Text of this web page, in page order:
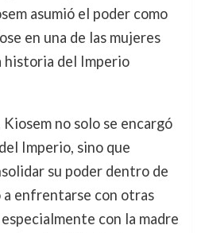
asumió el poder como
en una de las mujeres
historia del Imperio
no solo se encargó
Imperio, sino que
su poder dentro de
enfrentarse con otras
con la madre